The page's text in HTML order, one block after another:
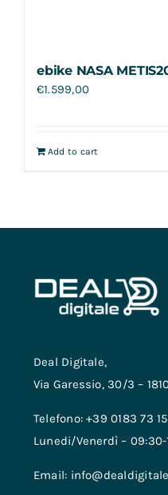
ebike NASA
€1.599,00
Add to cart
Deal Digitale,
Via Garessio, 30/3 –
Telefono: +39 0183 73
Lunedi/Venerdì – 09:30-
Email: